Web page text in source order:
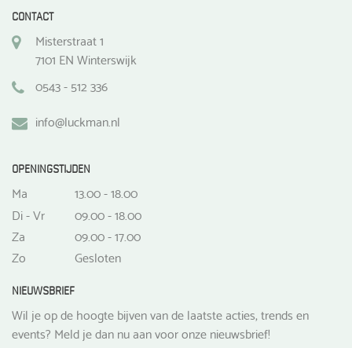
CONTACT
Misterstraat 1
7101 EN Winterswijk
0543 - 512 336
info@luckman.nl
OPENINGSTIJDEN
Ma
13.00 - 18.00
Di - Vr
09.00 - 18.00
Za
09.00 - 17.00
Zo
Gesloten
NIEUWSBRIEF
Wil je op de hoogte bijven van de laatste acties, trends en
events? Meld je dan nu aan voor onze nieuwsbrief!